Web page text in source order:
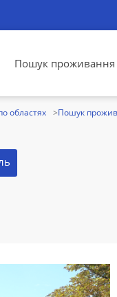
Пошук проживання
областях Пошук